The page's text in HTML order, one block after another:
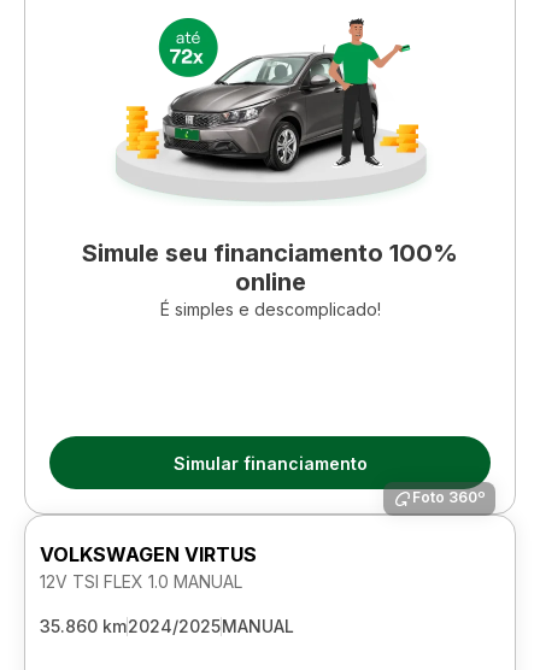
Simule seu financiamento 100%
online
É simples e descomplicado!
Simular financiamento
Foto 360º
VOLKSWAGEN VIRTUS
12V TSI FLEX 1.0 MANUAL
35.860 km2024/2025MANUAL